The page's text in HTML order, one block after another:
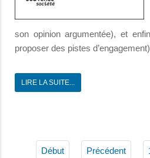
son opinion argumentée), et
proposer des pistes
LIRE LA SUITE...
Début Précédent